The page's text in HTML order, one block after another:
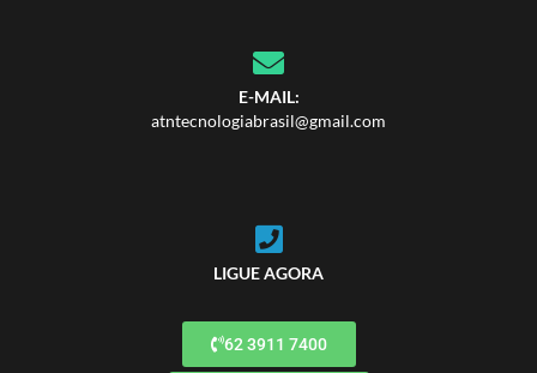
E-MAIL:
atntecnologiabrasil@gmail.com
LIGUE AGORA
62 3911 7400